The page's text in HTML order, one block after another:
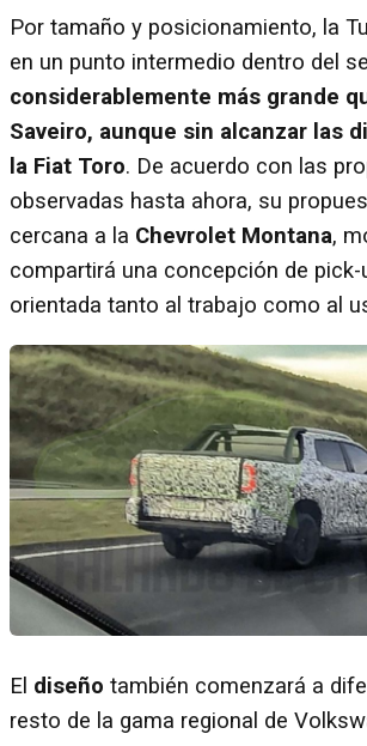
Por tamaño y posicionamiento, la
en un punto intermedio dentro del
considerablemente más grande
Saveiro, aunque sin alcanzar las
la Fiat Toro. De acuerdo con las
observadas hasta ahora, su
cercana a la Chevrolet Montana,
compartirá una concepción de
orientada tanto al trabajo como al
El diseño también comenzará a
resto de la gama regional de